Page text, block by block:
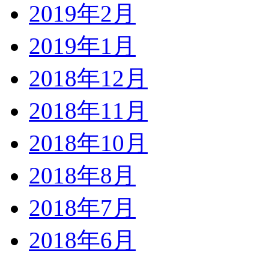
2019年2月
2019年1月
2018年12月
2018年11月
2018年10月
2018年8月
2018年7月
2018年6月